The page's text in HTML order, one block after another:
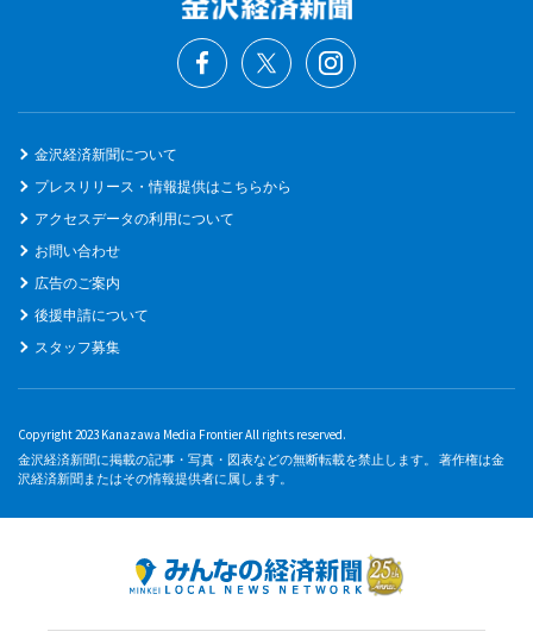
金沢経済新聞について
プレスリリース・情報提供はこちらから
アクセスデータの利用について
お問い合わせ
広告のご案内
後援申請について
スタッフ募集
Copyright 2023 Kanazawa Media Frontier All rights reserved.
金沢経済新聞に掲載の記事・写真・図表などの無断転載を禁止します。 著作権は金
沢経済新聞またはその情報提供者に属します。